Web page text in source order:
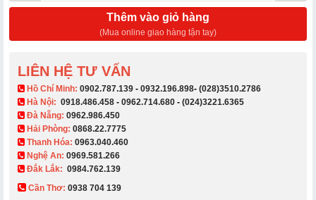
Thêm vào giỏ hàng
(Mua online giao hàng tận tay)
LIÊN HỆ TƯ VẤN
​ Hồ Chí Minh: 0902.787.139 - 0932.196.898- (028)3510.2786
Hà Nội: 0918.486.458 - 0962.714.680 - (024)3221.6365
Đà Nẵng: 0962.986.450
Hải Phòng: 0868.22.7775
Thanh Hóa: 0963.040.460
Nghệ An: 0969.581.266
Đắk Lắk: 0984.762.139
Cần Thơ: 0938 704 139​